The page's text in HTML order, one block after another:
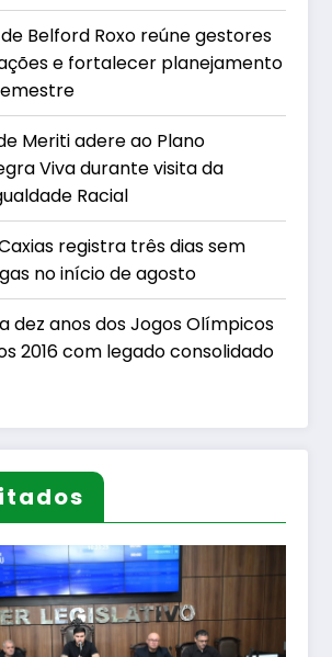
Belford Roxo reúne gestores
e fortalecer planejamento
Meriti adere ao Plano
Viva durante visita da
Racial
registra três dias sem
no início de agosto
dez anos dos Jogos Olímpicos
2016 com legado consolidado